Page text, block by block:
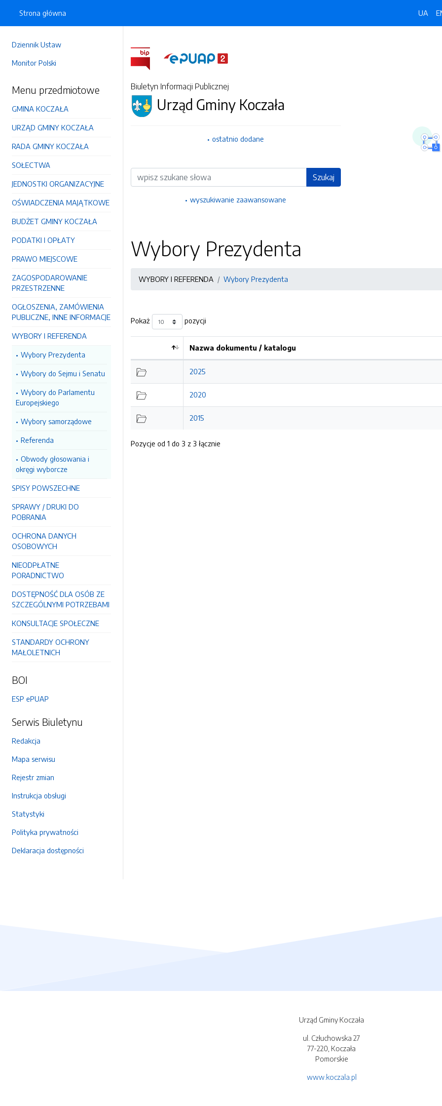
Dziennik Ustaw
Monitor Polski
Menu przedmiotowe
GMINA KOCZAŁA
URZĄD GMINY KOCZAŁA
RADA GMINY KOCZAŁA
SOŁECTWA
JEDNOSTKI ORGANIZACYJNE
OŚWIADCZENIA MAJĄTKOWE
BUDŻET GMINY KOCZAŁA
PODATKI I OPŁATY
PRAWO MIEJSCOWE
ZAGOSPODAROWANIE
PRZESTRZENNE
OGŁOSZENIA, ZAMÓWIENIA
PUBLICZNE, INNE INFORMACJE
WYBORY I REFERENDA
Wybory Prezydenta
Wybory do Sejmu i Senatu
Wybory do Parlamentu
Europejskiego
Wybory samorządowe
Referenda
Obwody głosowania i
okręgi wyborcze
SPISY POWSZECHNE
SPRAWY / DRUKI DO
POBRANIA
OCHRONA DANYCH
OSOBOWYCH
NIEODPŁATNE
PORADNICTWO
DOSTĘPNOŚĆ DLA OSÓB ZE
SZCZEGÓLNYMI POTRZEBAMI
KONSULTACJE SPOŁECZNE
STANDARDY OCHRONY
MAŁOLETNICH
BOI
ESP ePUAP
Serwis Biuletynu
Redakcja
Mapa serwisu
Rejestr zmian
Instrukcja obsługi
Statystyki
Polityka prywatności
Deklaracja dostępności
Strona główna UA
Biuletyn Informacji Publicznej
Urząd Gminy Koczała
ostatnio dodane
Wyszukiwarka Szukaj
wyszukiwanie zaawansowane
Wybory Prezydenta
WYBORY I REFERENDA Wybory Prezydenta
Pokaż pozycji
Kolejność
Nazwa dokumentu / katalogu
2025
2020
2015
Pozycje od 1 do 3 z 3 łącznie
Urząd Gminy Koczała
ul. Człuchowska 27
77-220, Koczała
Pomorskie
www.koczala.pl